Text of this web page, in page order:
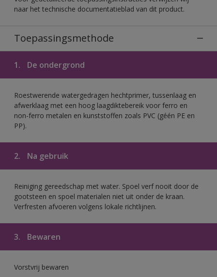
naar het technische documentatieblad van dit product.
Toepassingsmethode
1. De ondergrond
Roestwerende watergedragen hechtprimer, tussenlaag en
afwerklaag met een hoog laagdiktebereik voor ferro en
non-ferro metalen en kunststoffen zoals PVC (géén PE en
PP).
2. Na gebruik
Reiniging gereedschap met water. Spoel verf nooit door de
gootsteen en spoel materialen niet uit onder de kraan.
Verfresten afvoeren volgens lokale richtlijnen.
3. Bewaren
Vorstvrij bewaren